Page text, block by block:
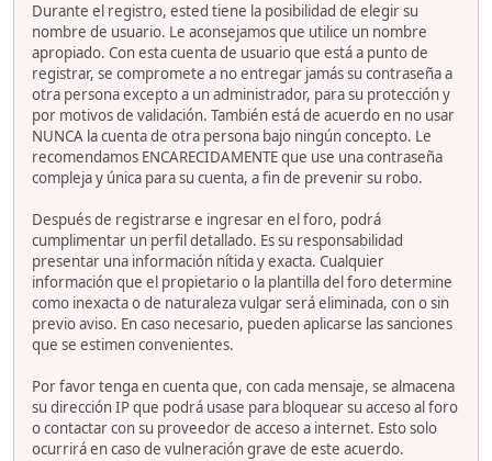
Durante el registro, ested tiene la posibilidad de elegir su
nombre de usuario. Le aconsejamos que utilice un nombre
apropiado. Con esta cuenta de usuario que está a punto de
registrar, se compromete a no entregar jamás su contraseña a
otra persona excepto a un administrador, para su protección y
por motivos de validación. También está de acuerdo en no usar
NUNCA la cuenta de otra persona bajo ningún concepto. Le
recomendamos ENCARECIDAMENTE que use una contraseña
compleja y única para su cuenta, a fin de prevenir su robo.
Después de registrarse e ingresar en el foro, podrá
cumplimentar un perfil detallado. Es su responsabilidad
presentar una información nítida y exacta. Cualquier
información que el propietario o la plantilla del foro determine
como inexacta o de naturaleza vulgar será eliminada, con o sin
previo aviso. En caso necesario, pueden aplicarse las sanciones
que se estimen convenientes.
Por favor tenga en cuenta que, con cada mensaje, se almacena
su dirección IP que podrá usase para bloquear su acceso al foro
o contactar con su proveedor de acceso a internet. Esto solo
ocurrirá en caso de vulneración grave de este acuerdo.